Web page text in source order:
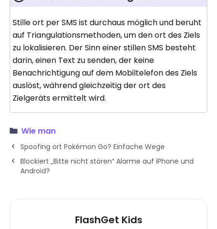
Stille ort per SMS ist durchaus möglich und beruht
auf Triangulationsmethoden, um den ort des Ziels
zu lokalisieren. Der Sinn einer stillen SMS besteht
darin, einen Text zu senden, der keine
Benachrichtigung auf dem Mobiltelefon des Ziels
auslöst, während gleichzeitig der ort des
Zielgeräts ermittelt wird.
Wie man
Spoofing ort Pokémon Go? Einfache Wege
Blockiert „Bitte nicht stören“ Alarme auf iPhone und
Android?
FlashGet Kids